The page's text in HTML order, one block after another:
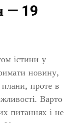
— 19
істини у
новину,
плани, проте в
Варто
питаннях і не